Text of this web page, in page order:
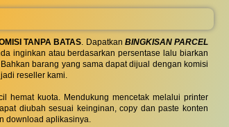
TANPA BATAS. Dapatkan BINGKISAN PARCEL
inginkan atau berdasarkan persentase lalu biarkan
barang yang sama dapat dijual dengan komisi
reseller kami.
hemat kuota. Mendukung mencetak melalui printer
diubah sesuai keinginan, copy dan paste konten
download aplikasinya.